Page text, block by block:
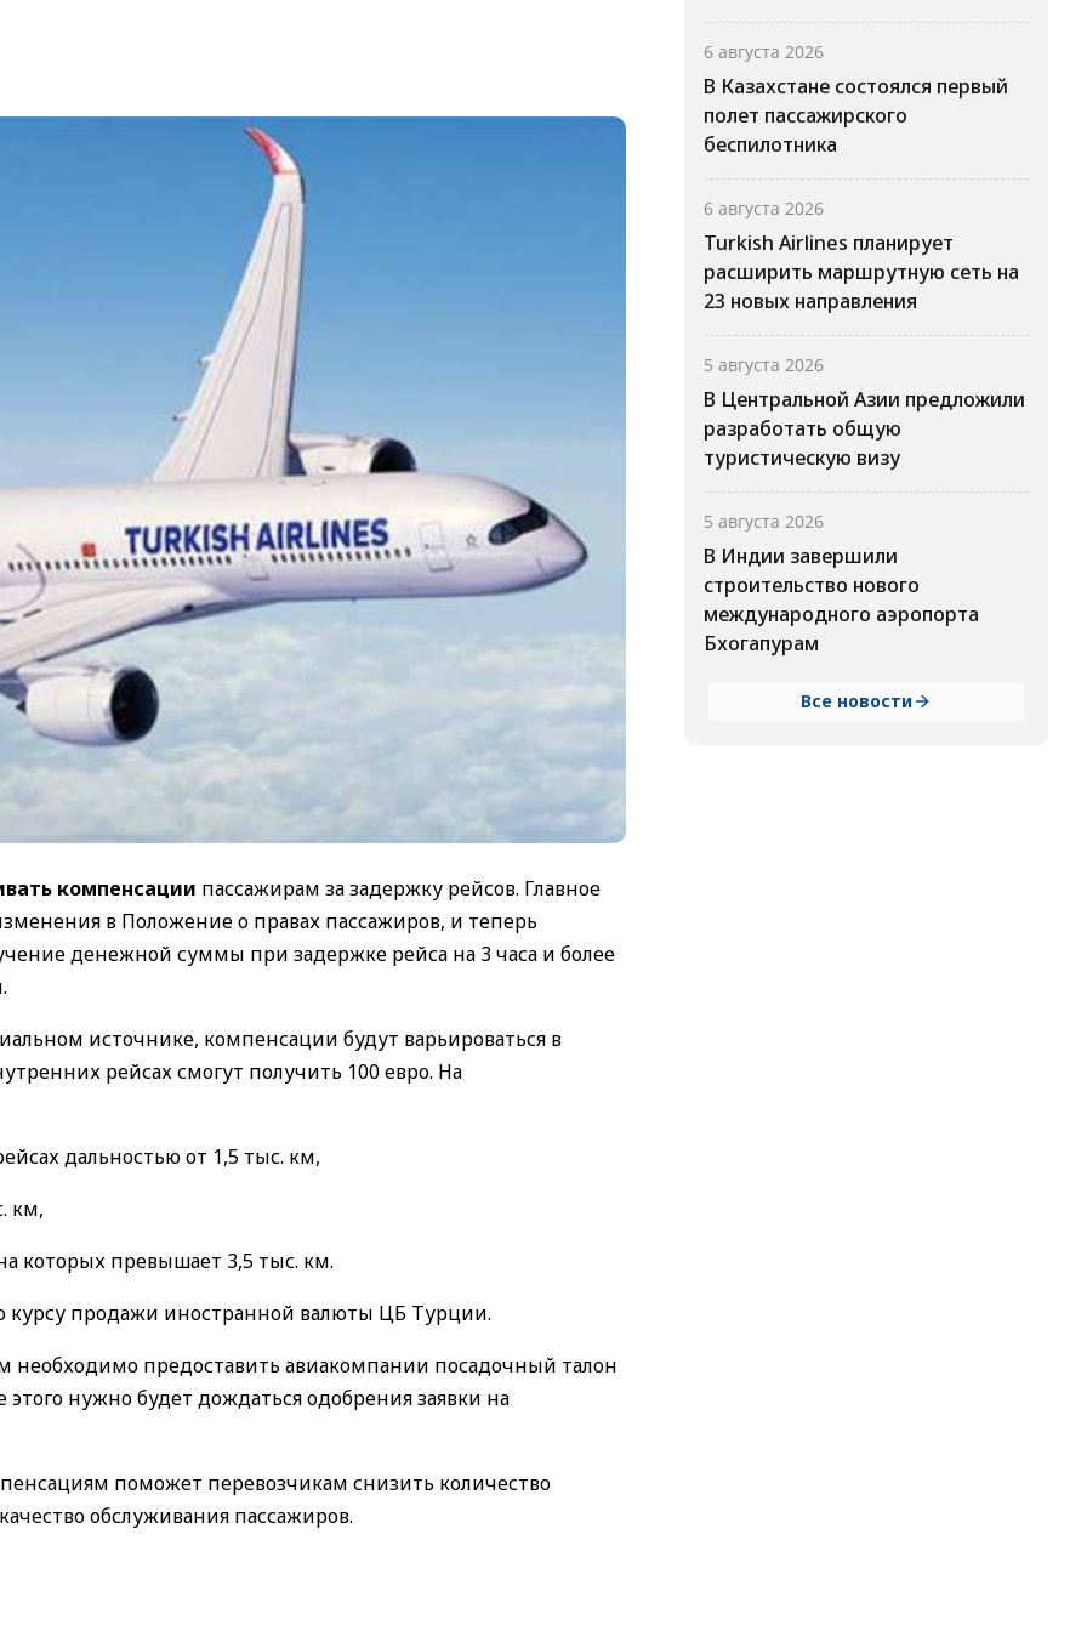
компенсации пассажирам за задержку рейсов. Главное
в Положение о правах пассажиров, и теперь
денежной суммы при задержке рейса на 3 часа и более
источнике, компенсации будут варьироваться в
рейсах смогут получить 100 евро. На
дальностью от 1,5 тыс. км,
км,
которых превышает 3,5 тыс. км.
курсу продажи иностранной валюты ЦБ Турции.
необходимо предоставить авиакомпании посадочный талон
нужно будет дождаться одобрения заявки на
поможет перевозчикам снизить количество
обслуживания пассажиров.
6 августа 2026
В Казахстане состоялся первый
полет пассажирского
беспилотника
6 августа 2026
Turkish Airlines планирует
расширить маршрутную сеть на
23 новых направления
5 августа 2026
В Центральной Азии предложили
разработать общую
туристическую визу
5 августа 2026
В Индии завершили
строительство нового
международного аэропорта
Бхогапурам
Все новости